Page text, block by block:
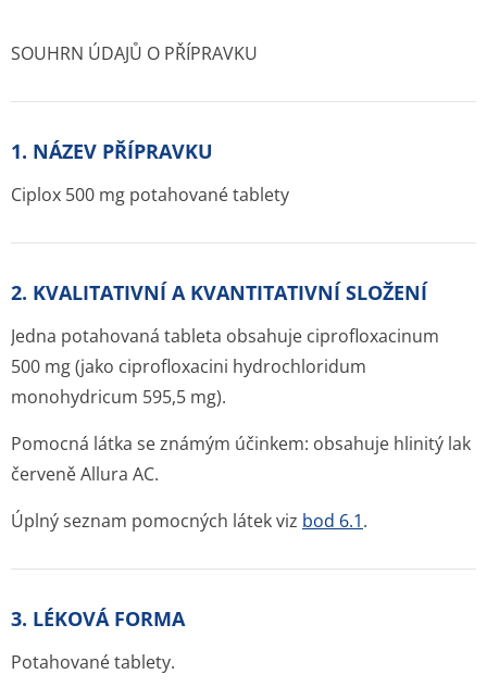
SOUHRN ÚDAJŮ O PŘÍPRAVKU
1. NÁZEV PŘÍPRAVKU
Ciplox 500 mg potahované tablety
2. KVALITATIVNÍ A KVANTITATIVNÍ SLOŽENÍ
Jedna potahovaná tableta obsahuje ciprofloxacinum
500 mg (jako ciprofloxacini hydrochloridum
monohydricum 595,5 mg).
Pomocná látka se známým účinkem: obsahuje hlinitý lak
červeně Allura AC.
Úplný seznam pomocných látek viz bod 6.1.
3. LÉKOVÁ FORMA
Potahované tablety.